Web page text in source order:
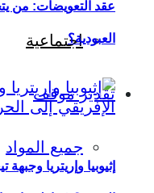
اجتماعية
تقدير موقف
جميع المواد
عقد التعويضات: من
العبودية؟
إثيوبيا وإريتريا